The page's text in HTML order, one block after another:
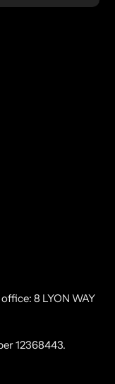
8 LYON WAY
12368443.